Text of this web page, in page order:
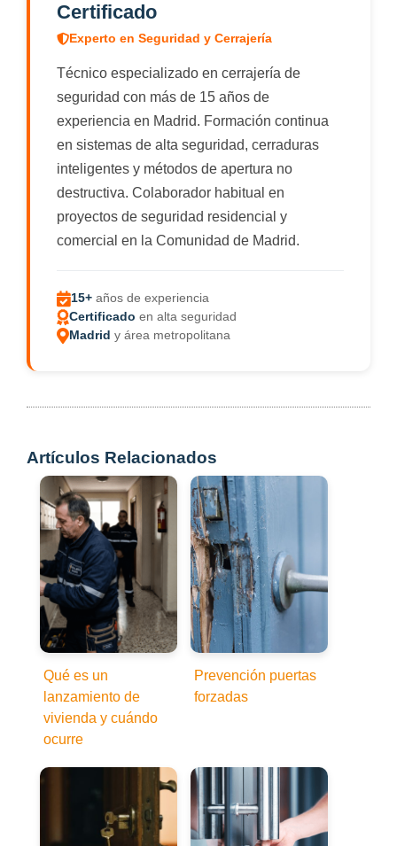
Certificado
Experto en Seguridad y Cerrajería
Técnico especializado en cerrajería de
seguridad con más de 15 años de
experiencia en Madrid. Formación continua
en sistemas de alta seguridad, cerraduras
inteligentes y métodos de apertura no
destructiva. Colaborador habitual en
proyectos de seguridad residencial y
comercial en la Comunidad de Madrid.
15+ años de experiencia
Certificado en alta seguridad
Madrid y área metropolitana
Artículos Relacionados
Qué es un
lanzamiento de
vivienda y cuándo
ocurre
Prevención puertas
forzadas